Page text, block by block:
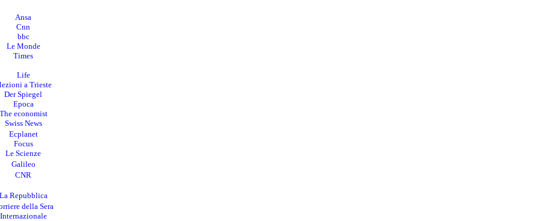
Ansa
Cnn
bbc
Le Monde
Times
Life
a Trieste
Der Spiegel
Epoca
economist
Swiss News
Ecplanet
Focus
Le Scienze
Galileo
CNR
Repubblica
della Sera
Internazionale